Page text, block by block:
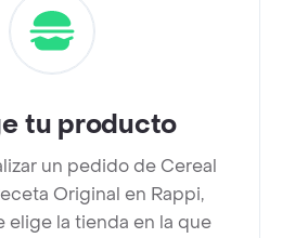
tu producto
un pedido de Cereal
Original en Rappi,
elige la tienda en la que